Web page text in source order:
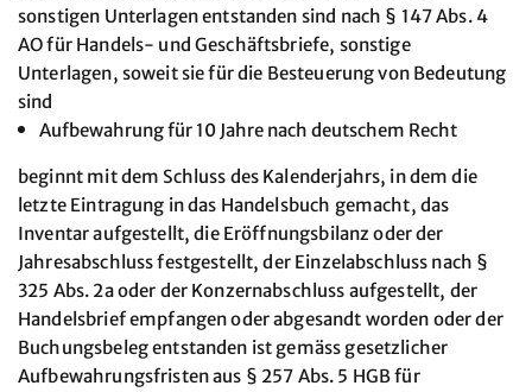
sonstigen Unterlagen entstanden sind nach § 147 Abs. 4
AO für Handels- und Geschäftsbriefe, sonstige
Unterlagen, soweit sie für die Besteuerung von Bedeutung
sind
Aufbewahrung für 10 Jahre nach deutschem Recht
beginnt mit dem Schluss des Kalenderjahrs, in dem die
letzte Eintragung in das Handelsbuch gemacht, das
Inventar aufgestellt, die Eröffnungsbilanz oder der
Jahresabschluss festgestellt, der Einzelabschluss nach §
325 Abs. 2a oder der Konzernabschluss aufgestellt, der
Handelsbrief empfangen oder abgesandt worden oder der
Buchungsbeleg entstanden ist gemäss gesetzlicher
Aufbewahrungsfristen aus § 257 Abs. 5 HGB für